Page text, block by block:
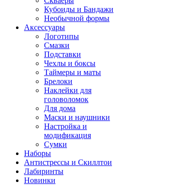
Кубоиды и Бандажи
Необычной формы
Аксессуары
Логотипы
Смазки
Подставки
Чехлы и боксы
Таймеры и маты
Брелоки
Наклейки для
головоломок
Для дома
Маски и наушники
Настройка и
модификация
Сумки
Наборы
Антистрессы и Скиллтои
Лабиринты
Новинки